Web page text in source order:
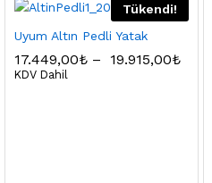
Tükendi!
Uyum Altın Pedli Yatak
17.449,00₺ – 19.915,00₺
KDV Dahil